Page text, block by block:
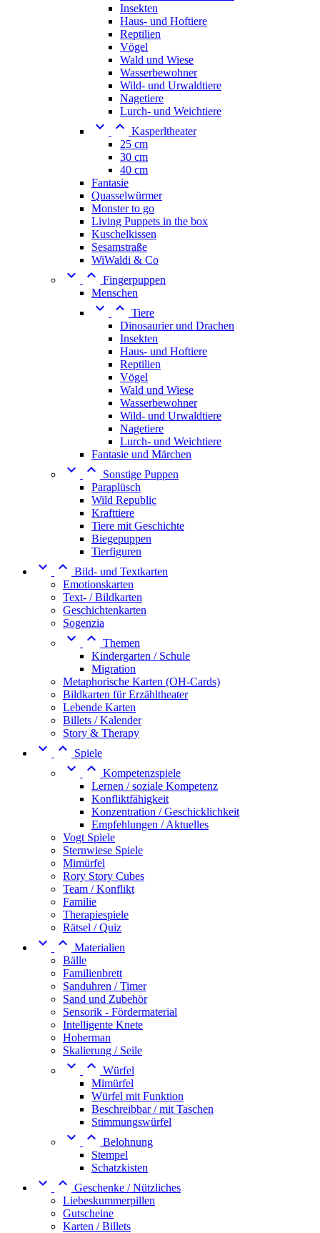
Insekten
Haus- und Hoftiere
Reptilien
Vögel
Wald und Wiese
Wasserbewohner
Wild- und Urwaldtiere
Nagetiere
Lurch- und Weichtiere
  Kasperltheater
25 cm
30 cm
40 cm
Fantasie
Quasselwürmer
Monster to go
Living Puppets in the box
Kuschelkissen
Sesamstraße
WiWaldi & Co
  Fingerpuppen
Menschen
  Tiere
Dinosaurier und Drachen
Insekten
Haus- und Hoftiere
Reptilien
Vögel
Wald und Wiese
Wasserbewohner
Wild- und Urwaldtiere
Nagetiere
Lurch- und Weichtiere
Fantasie und Märchen
 
Sonstige Puppen
Paraplüsch
Wild Republic
Krafttiere
Tiere mit Geschichte
Biegepuppen
Tierfiguren
  Bild- und Textkarten
Emotionskarten
Text- / Bildkarten
Geschichtenkarten
Sogenzia
  Themen
Kindergarten / Schule
Migration
Metaphorische Karten (OH-Cards)
Bildkarten für Erzähltheater
Lebende Karten
Billets / Kalender
Story & Therapy
  Spiele
  Kompetenzspiele
Lernen / soziale Kompetenz
Konfliktfähigkeit
Konzentration / Geschicklichkeit
Empfehlungen / Aktuelles
Vogt Spiele
Sternwiese Spiele
Mimürfel
Rory Story Cubes
Team / Konflikt
Familie
Therapiespiele
Rätsel / Quiz
  Materialien
Bälle
Familienbrett
Sanduhren / Timer
Sand und Zubehör
Sensorik - Fördermaterial
Intelligente Knete
Hoberman
Skalierung / Seile
  Würfel
Mimürfel
Würfel mit Funktion
Beschreibbar / mit Taschen
Stimmungswürfel
  Belohnung
Stempel
Schatzkisten
  Geschenke / Nützliches
Liebeskummerpillen
Gutscheine
Karten / Billets